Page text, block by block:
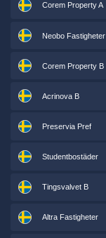
Corem Property A
Neobo Fastigheter
Corem Property B
Acrinova B
Preservia Pref
Studentbostäder
Tingsvalvet B
Altra Fastigheter